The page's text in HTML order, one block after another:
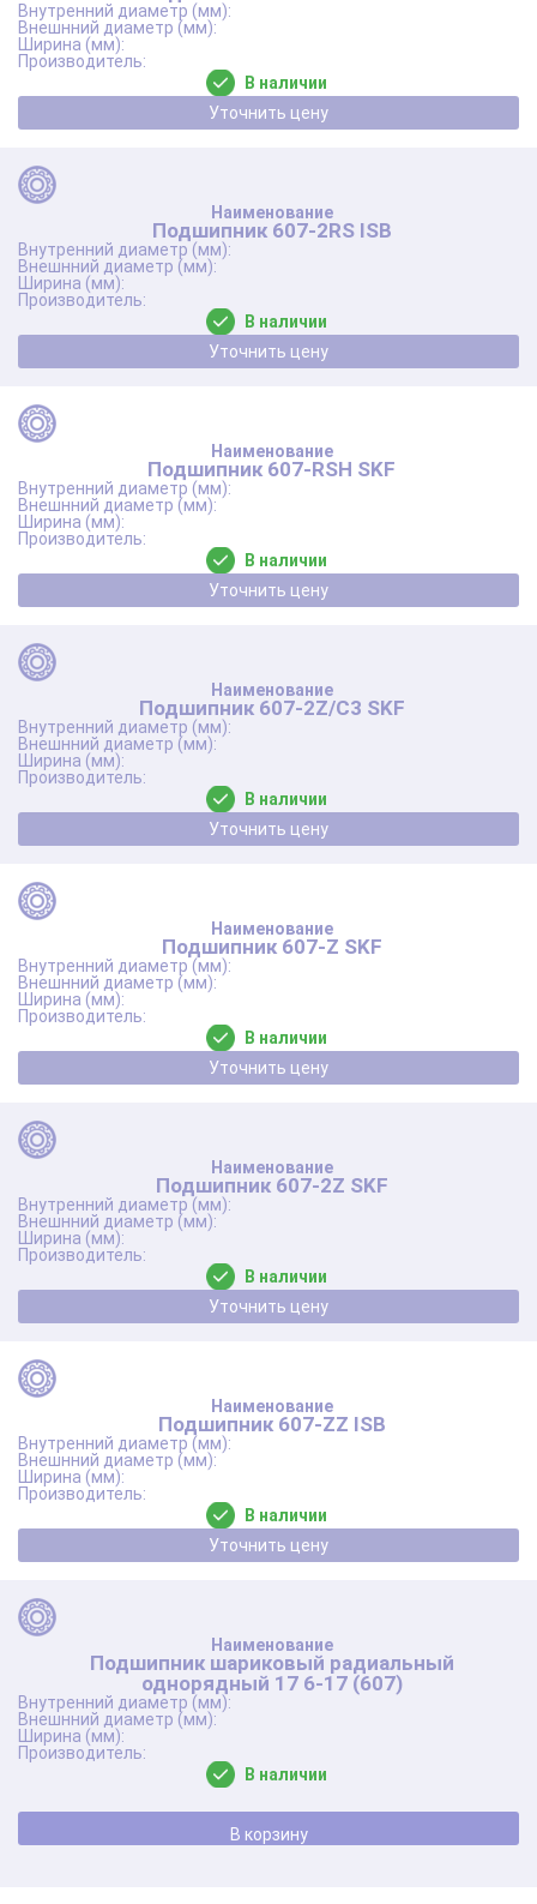
В наличии
Уточнить цену
Подшипник 607-2RS ISB
В наличии
Уточнить цену
Подшипник 607-RSH SKF
В наличии
Уточнить цену
Подшипник 607-2Z/C3 SKF
В наличии
Уточнить цену
Подшипник 607-Z SKF
В наличии
Уточнить цену
Подшипник 607-2Z SKF
В наличии
Уточнить цену
Подшипник 607-ZZ ISB
В наличии
Уточнить цену
Подшипник шариковый радиальный
однорядный 17 6-17 (607)
В наличии
В корзину